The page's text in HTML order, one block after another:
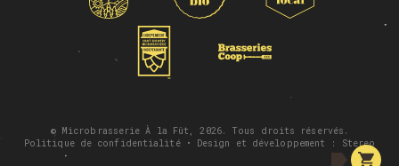
© Microbrasserie À la Fût, 2026. Tous droits réservés.
Politique de confidentialité• Design et développement : Stereo